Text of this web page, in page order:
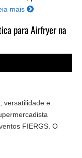
mais
para Airfryer na
versatilidade e
FIERGS. O